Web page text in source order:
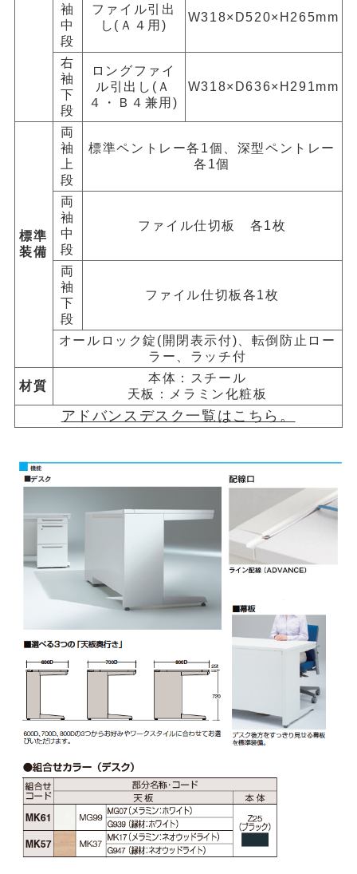
袖
中
段
ファイル引出
し(Ａ４用)
W318×D520×H265mm
右
袖
下
段
ロングファイ
ル引出し(Ａ
４・Ｂ４兼用)
W318×D636×H291mm
標準
装備
両
袖
上
段
標準ペントレー各1個、深型ペントレー
各1個
両
袖
中
段
ファイル仕切板 各1枚
両
袖
下
段
ファイル仕切板各1枚
オールロック錠(開閉表示付)、転倒防止ロー
ラー、ラッチ付
材質
本体：スチール
天板：メラミン化粧板
アドバンスデスク一覧はこちら。